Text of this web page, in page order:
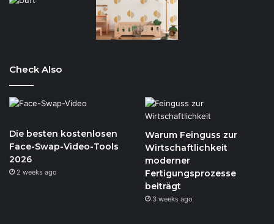
Check Also
Die besten kostenlosen
Face-Swap-Video-Tools
2026
2 weeks ago
Warum Feinguss zur
Wirtschaftlichkeit
moderner
Fertigungsprozesse
beiträgt
3 weeks ago